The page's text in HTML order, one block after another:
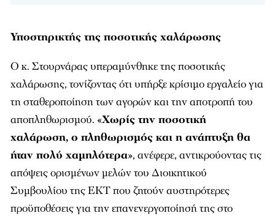
Υποστηρικτής της ποσοτικής χαλάρωσης
Ο κ. Στουρνάρας υπεραμύνθηκε της ποσοτικής
χαλάρωσης, τονίζοντας ότι υπήρξε κρίσιμο εργαλείο για
τη σταθεροποίηση των αγορών και την αποτροπή του
αποπληθωρισμού. «Χωρίς την ποσοτική
χαλάρωση, ο πληθωρισμός και η ανάπτυξη θα
ήταν πολύ χαμηλότερα», ανέφερε, αντικρούοντας τις
απόψεις ορισμένων μελών του Διοικητικού
Συμβουλίου της ΕΚΤ που ζητούν αυστηρότερες
προϋποθέσεις για την επανενεργοποίησή της στο